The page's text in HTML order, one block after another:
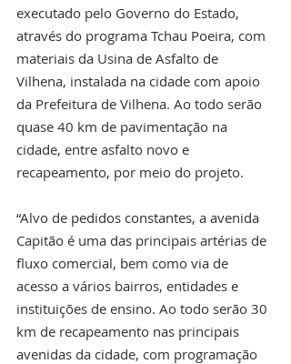
executado pelo Governo do Estado,
através do programa Tchau Poeira, com
materiais da Usina de Asfalto de
Vilhena, instalada na cidade com apoio
da Prefeitura de Vilhena. Ao todo serão
quase 40 km de pavimentação na
cidade, entre asfalto novo e
recapeamento, por meio do projeto.
“Alvo de pedidos constantes, a avenida
Capitão é uma das principais artérias de
fluxo comercial, bem como via de
acesso a vários bairros, entidades e
instituições de ensino. Ao todo serão 30
km de recapeamento nas principais
avenidas da cidade, com programação